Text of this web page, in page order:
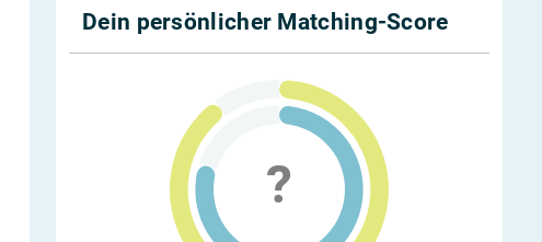
Dein persönlicher Matching-Score